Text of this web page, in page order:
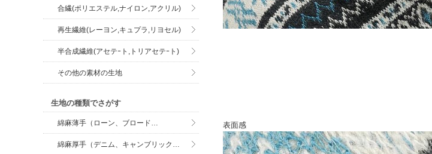
表面感
合繊(ポリエステル,ナイロン,アクリル)
再生繊維(レーヨン,キュプラ,リヨセル)
半合成繊維(アセテｰト,トリアセテｰト)
その他の素材の生地
生地の種類でさがす
綿麻薄手（ローン、ブロード…
綿麻厚手（デニム、キャンブリック…